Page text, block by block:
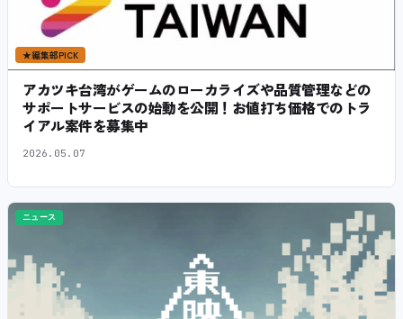
★編集部PICK
アカツキ台湾がゲームのローカライズや品質管理などの
サポートサービスの始動を公開！お値打ち価格でのトラ
イアル案件を募集中
2026.05.07
ニュース